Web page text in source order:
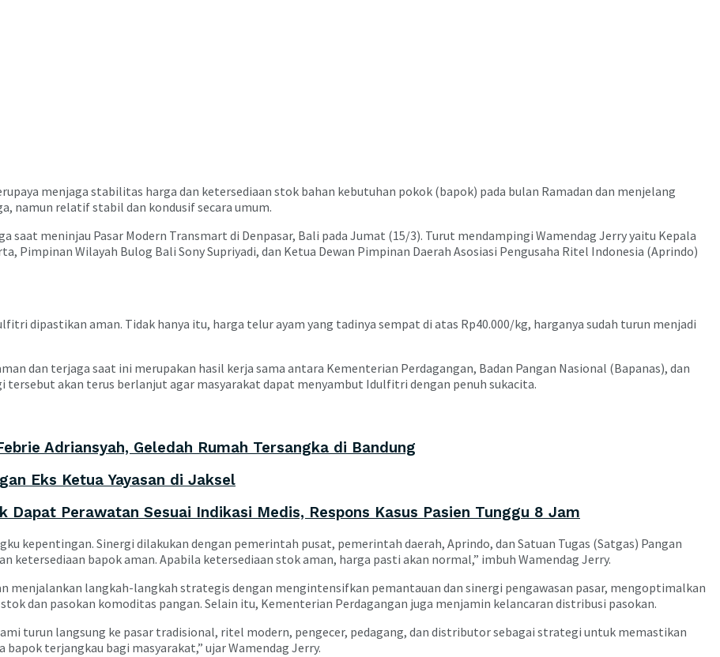
menjaga stabilitas harga dan ketersediaan stok bahan kebutuhan pokok (bapok) pada bulan Ramadan dan menjelang
namun relatif stabil dan kondusif secara umum.
saat meninjau Pasar Modern Transmart di Denpasar, Bali pada Jumat (15/3). Turut mendampingi Wamendag Jerry yaitu Kepala
Pimpinan Wilayah Bulog Bali Sony Supriyadi, dan Ketua Dewan Pimpinan Daerah Asosiasi Pengusaha Ritel Indonesia (Aprindo)
dipastikan aman. Tidak hanya itu, harga telur ayam yang tadinya sempat di atas Rp40.000/kg, harganya sudah turun menjadi
dan terjaga saat ini merupakan hasil kerja sama antara Kementerian Perdagangan, Badan Pangan Nasional (Bapanas), dan
tersebut akan terus berlanjut agar masyarakat dapat menyambut Idulfitri dengan penuh sukacita.
Adriansyah, Geledah Rumah Tersangka di Bandung
Eks Ketua Yayasan di Jaksel
Dapat Perawatan Sesuai Indikasi Medis, Respons Kasus Pasien Tunggu 8 Jam
kepentingan. Sinergi dilakukan dengan pemerintah pusat, pemerintah daerah, Aprindo, dan Satuan Tugas (Satgas) Pangan
bapok aman. Apabila ketersediaan stok aman, harga pasti akan normal,” imbuh Wamendag Jerry.
menjalankan langkah-langkah strategis dengan mengintensifkan pemantauan dan sinergi pengawasan pasar, mengoptimalkan
dan pasokan komoditas pangan. Selain itu, Kementerian Perdagangan juga menjamin kelancaran distribusi pasokan.
turun langsung ke pasar tradisional, ritel modern, pengecer, pedagang, dan distributor sebagai strategi untuk memastikan
terjangkau bagi masyarakat,” ujar Wamendag Jerry.